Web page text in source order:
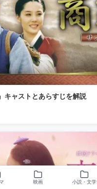
キャストとあらすじを解説
映画 小説・文学